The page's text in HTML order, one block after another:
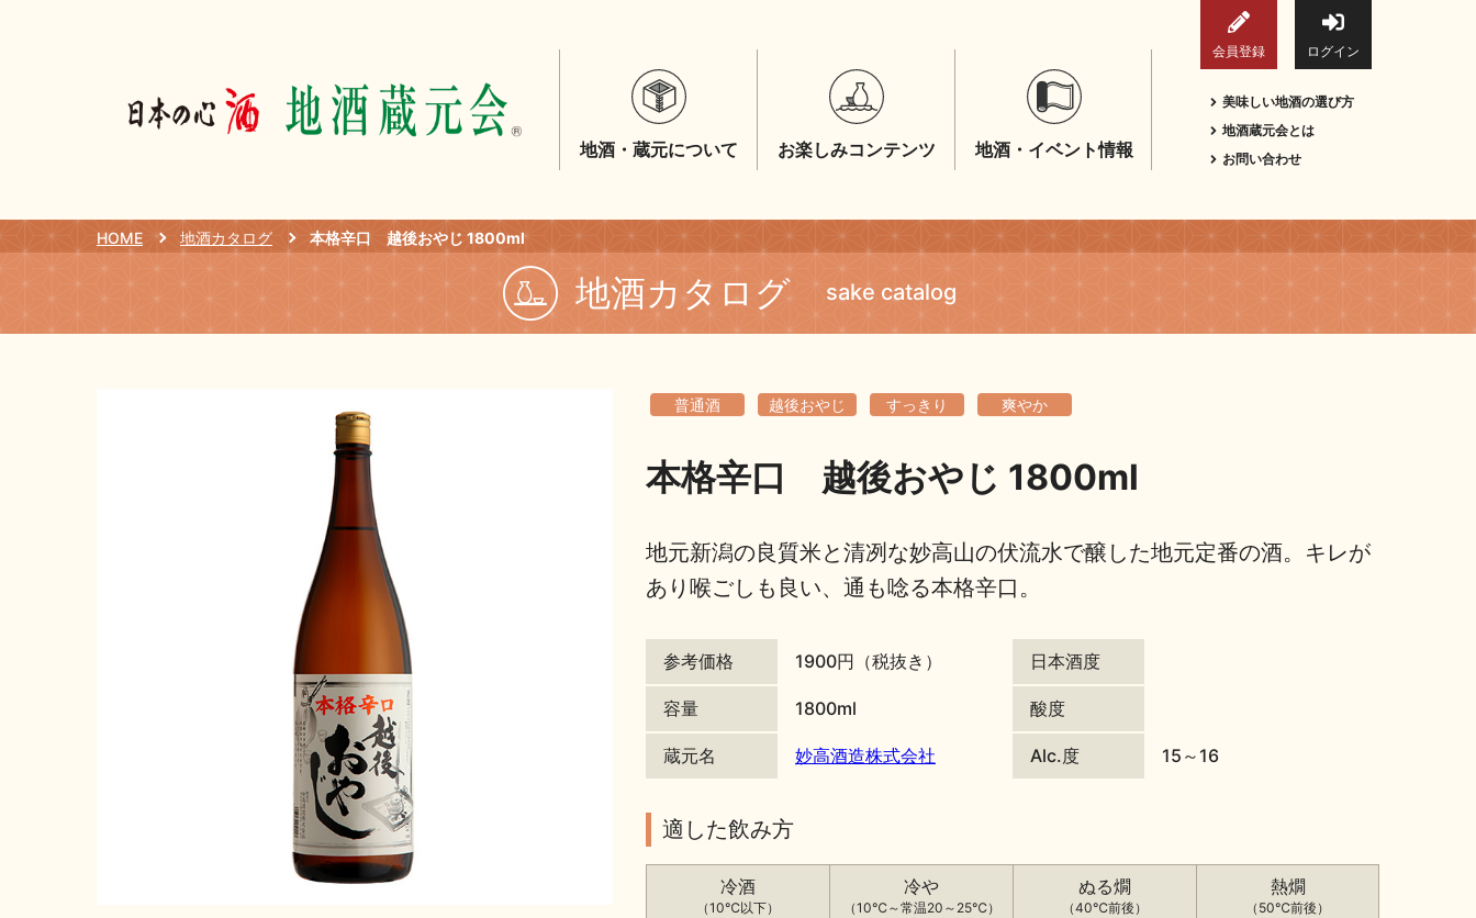
会員登録 ログイン
地酒・蔵元について お楽しみコンテンツ 地酒・イベント情報
美味しい地酒の選び方
地酒蔵元会とは
お問い合わせ
HOME 地酒カタログ 本格辛口 越後おやじ 1800ml
地酒カタログ sake catalog
普通酒 越後おやじ すっきり 爽やか
本格辛口 越後おやじ 1800ml
地元新潟の良質米と清冽な妙高山の伏流水で醸した地元定番の酒。キレが
あり喉ごしも良い、通も唸る本格辛口。
参考価格 1900円（税抜き）
容量 1800ml
蔵元名 妙高酒造株式会社
日本酒度
酸度
Alc.度 15～16
適した飲み方
冷酒
（10℃以下）
冷や
（10℃～常温20～25℃）
ぬる燗
（40℃前後）
熱燗
（50℃前後）